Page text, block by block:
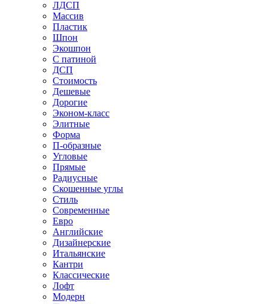
ЛДСП
Массив
Пластик
Шпон
Экошпон
С патиной
ДСП
Стоимость
Дешевые
Дорогие
Эконом-класс
Элитные
Форма
П-образные
Угловые
Прямые
Радиусные
Скошенные углы
Стиль
Современные
Евро
Английские
Дизайнерские
Итальянские
Кантри
Классические
Лофт
Модерн